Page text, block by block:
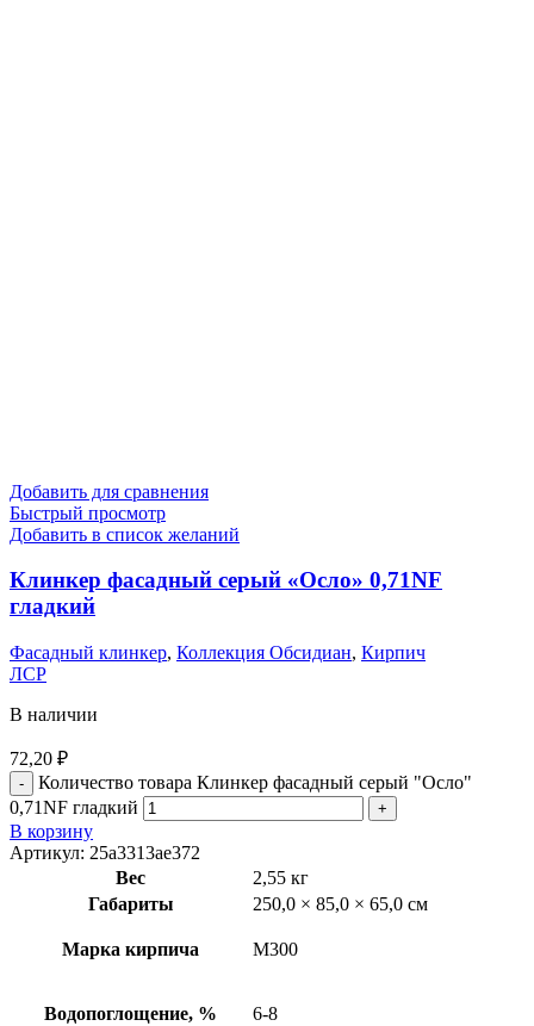
Добавить для сравнения
Быстрый просмотр
Добавить в список желаний
Клинкер фасадный серый «Осло» 0,71NF
гладкий
Фасадный клинкер, Коллекция Обсидиан, Кирпич
ЛСР
В наличии
72,20 ₽
Количество товара Клинкер фасадный серый "Осло"
0,71NF гладкий
В корзину
Артикул: 25a3313ae372
Вес
2,55 кг
Габариты
250,0 × 85,0 × 65,0 см
Марка кирпича М300
Водопоглощение, % 6-8